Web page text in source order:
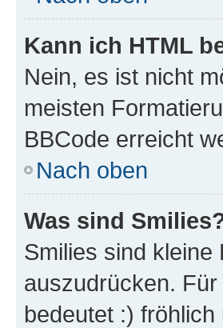
Kann ich HTML
Nein, es ist nicht
meisten
BBCode erreicht
Nach oben
Was sind
Smilies sind kleine
auszudrücken.
bedeutet :)